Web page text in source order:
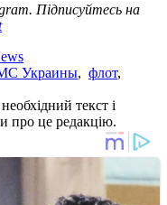
Підписуйтесь на
Украины, флот,
текст і
про це редакцію.